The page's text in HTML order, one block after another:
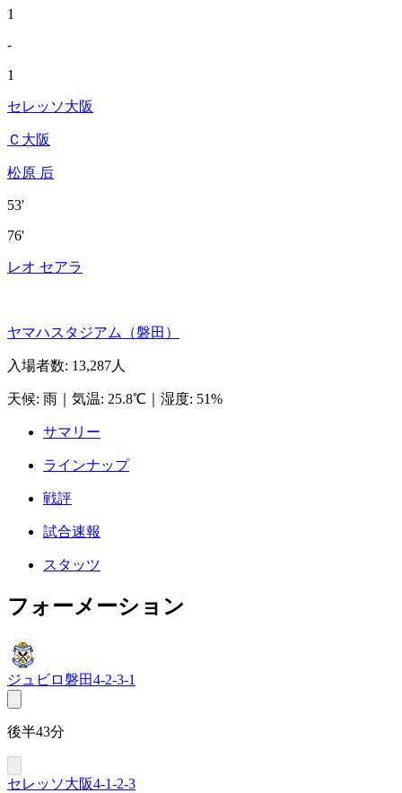
1
-
1
セレッソ大阪
Ｃ大阪
松原 后
53'
76'
レオ セアラ
ヤマハスタジアム（磐田）
入場者数: 13,287人
天候: 雨 気温: 25.8℃ 湿度: 51%
サマリー
ラインナップ
戦評
試合速報
スタッツ
フォーメーション
ジュビロ磐田4-2-3-1
後半43分
セレッソ大阪4-1-2-3